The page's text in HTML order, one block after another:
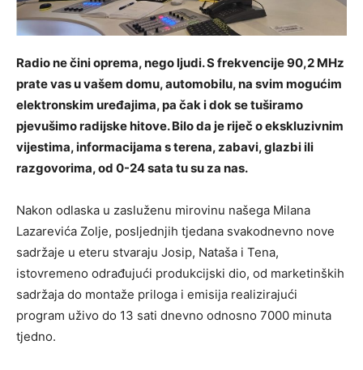
Radio ne čini oprema, nego ljudi. S frekvencije 90,2 MHz
prate vas u vašem domu, automobilu, na svim mogućim
elektronskim uređajima, pa čak i dok se tuširamo
pjevušimo radijske hitove. Bilo da je riječ o ekskluzivnim
vijestima, informacijama s terena, zabavi, glazbi ili
razgovorima, od 0-24 sata tu su za nas.
Nakon odlaska u zasluženu mirovinu našega Milana
Lazarevića Zolje, posljednjih tjedana svakodnevno nove
sadržaje u eteru stvaraju Josip, Nataša i Tena,
istovremeno odrađujući produkcijski dio, od marketinških
sadržaja do montaže priloga i emisija realizirajući
program uživo do 13 sati dnevno odnosno 7000 minuta
tjedno.